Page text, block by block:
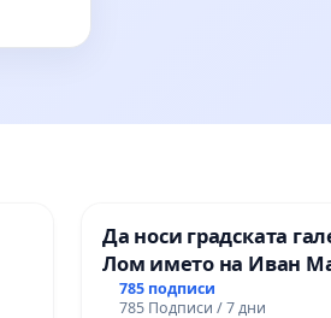
Да носи градската
Лом името на Иван
785 подписи
785 Подписи / 7 дни